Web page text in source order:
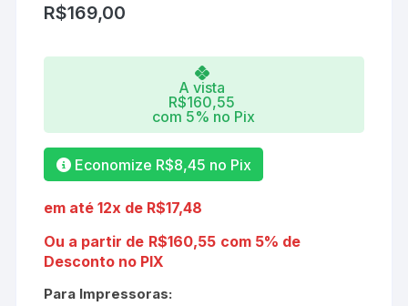
R$169,00
A vista
R$160,55
com 5% no Pix
Economize R$8,45 no Pix
em até 12x de R$17,48
Ou a partir de R$160,55 com 5% de
Desconto no PIX
Para Impressoras: